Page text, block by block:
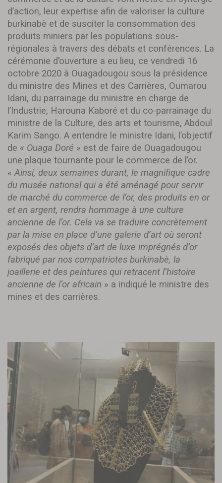
d’action, leur expertise afin de valoriser la culture
burkinabè et de susciter la consommation des
produits miniers par les populations sous-
régionales à travers des débats et conférences. La
cérémonie d’ouverture a eu lieu, ce vendredi 16
octobre 2020 à Ouagadougou sous la présidence
du ministre des Mines et des Carrières, Oumarou
Idani, du parrainage du ministre en charge de
l’Industrie, Harouna Kaboré et du co-parrainage du
ministre de la Culture, des arts et tourisme, Abdoul
Karim Sango. A entendre le ministre Idani, l’objectif
de « Ouaga Doré » est de faire de Ouagadougou
une plaque tournante pour le commerce de l’or.
«Ainsi, deux semaines durant, le magnifique cadre
du musée national qui a été aménagé pour servir
de marché du commerce de l’or, des produits en or
et en argent, rendra hommage à une culture
ancienne de l’or. Cela va se traduire concrètement
par la mise en place d’une galerie d’art où seront
exposés des objets d’art de luxe imprégnés d’or
fabriqué par nos compatriotes burkinabè, la
joaillerie et des peintures qui retracent l’histoire
ancienne de l’or africain » a indiqué le ministre des
mines et des carrières.